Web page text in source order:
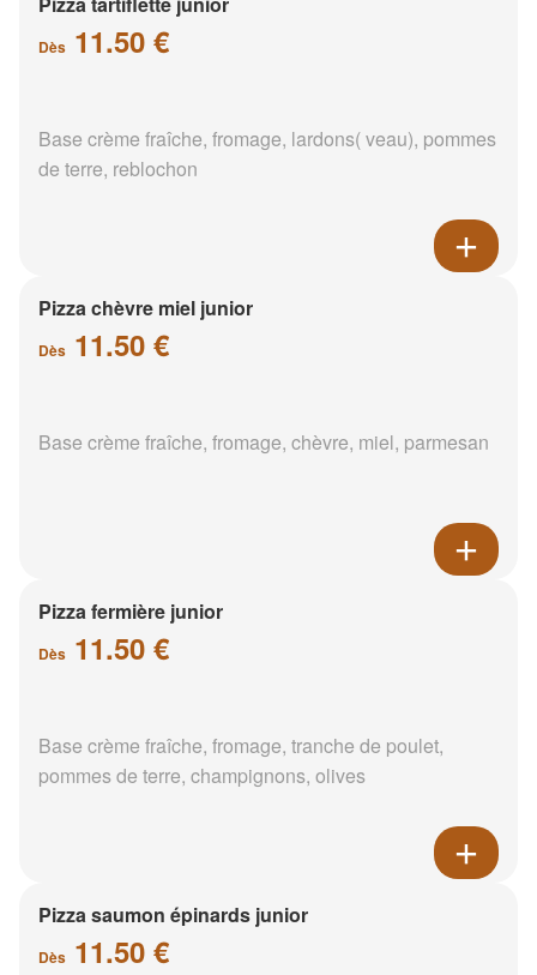
Dès 11.50 €
Base crème fraîche, fromage, lardons( veau), pommes
de terre, reblochon
Pizza chèvre miel junior
Dès 11.50 €
Base crème fraîche, fromage, chèvre, miel, parmesan
Pizza fermière junior
Dès 11.50 €
Base crème fraîche, fromage, tranche de poulet,
pommes de terre, champignons, olives
Pizza saumon épinards junior
Dès 11.50 €